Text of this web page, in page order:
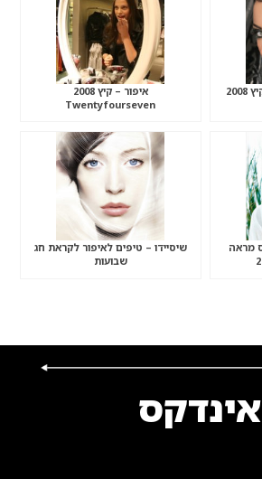
איפור – קיץ 2008
Twentyfourseven
מראה
שיסיידו – טיפים לאיפור לקראת חג
שבועות